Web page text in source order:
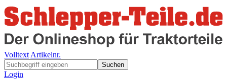
Volltext Artikelnr.
Suchen
Login